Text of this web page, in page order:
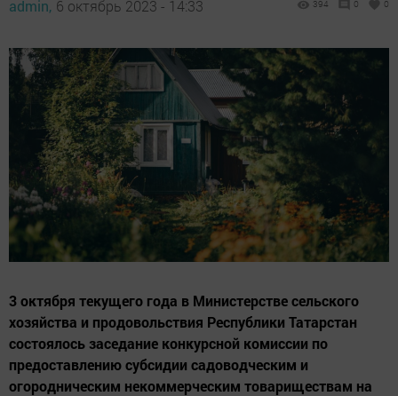
admin, 6 октябрь 2023 - 14:33 394 0 0
3 октября текущего года в Министерстве сельского
хозяйства и продовольствия Республики Татарстан
состоялось заседание конкурсной комиссии по
предоставлению субсидии садоводческим и
огородническим некоммерческим товариществам на